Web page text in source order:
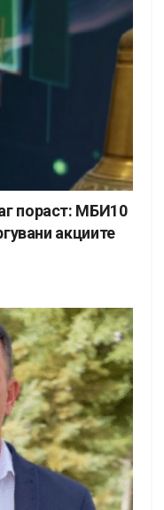
пораст: МБИ10
акциите